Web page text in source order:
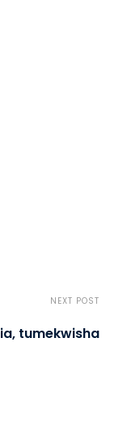
NEXT POST
tumekwisha